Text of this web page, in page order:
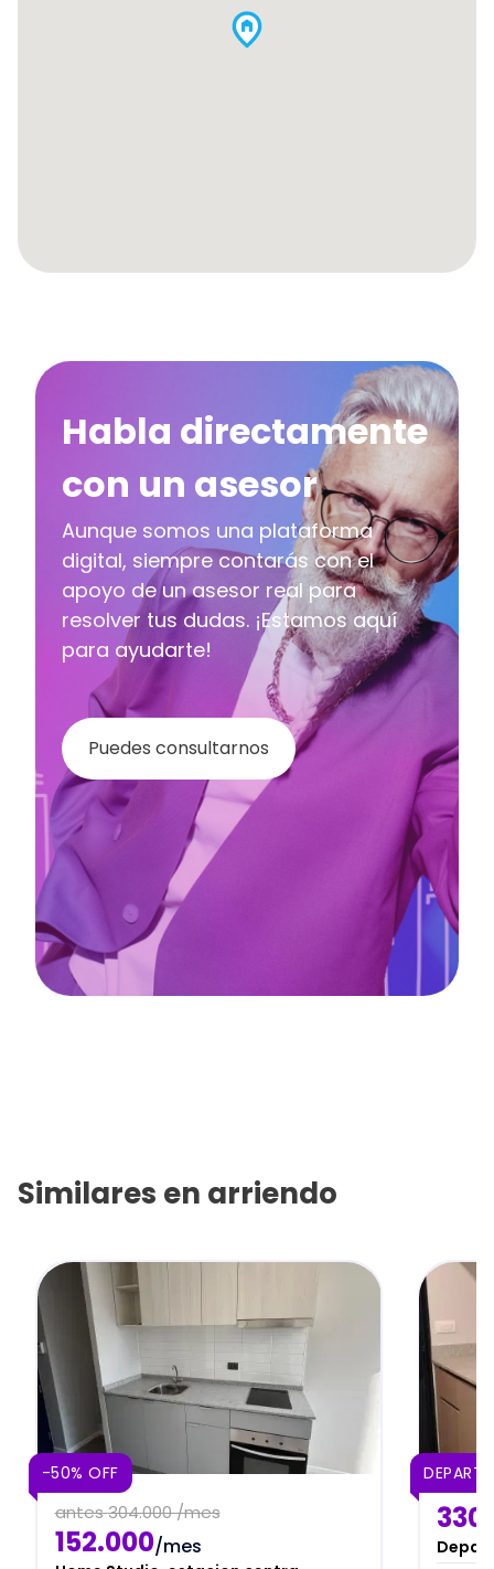
Habla directamente
con un asesor
Aunque somos una plataforma
digital, siempre contarás con el
apoyo de un asesor real para
resolver tus dudas. ¡Estamos aquí
para ayudarte!
Puedes consultarnos
Similares en arriendo
-50% OFF
antes304.000 /mes
152.000/mes